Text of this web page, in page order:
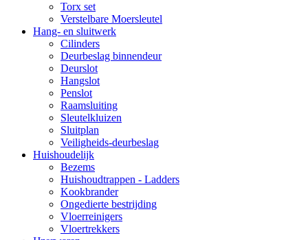
Torx set
Verstelbare Moersleutel
Hang- en sluitwerk
Cilinders
Deurbeslag binnendeur
Deurslot
Hangslot
Penslot
Raamsluiting
Sleutelkluizen
Sluitplan
Veiligheids-deurbeslag
Huishoudelijk
Bezems
Huishoudtrappen - Ladders
Kookbrander
Ongedierte bestrijding
Vloerreinigers
Vloertrekkers